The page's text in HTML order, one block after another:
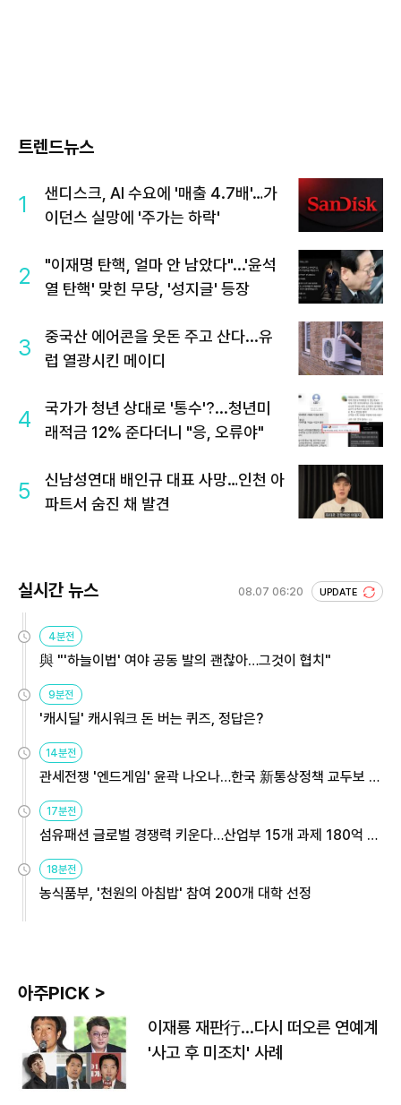
트렌드뉴스
1
샌디스크, AI 수요에 '매출 4.7배'…가
이던스 실망에 '주가는 하락'
2
"이재명 탄핵, 얼마 안 남았다"...'윤석
열 탄핵' 맞힌 무당, '성지글' 등장
3
중국산 에어콘을 웃돈 주고 산다...유
럽 열광시킨 메이디
4
국가가 청년 상대로 '통수'?...청년미
래적금 12% 준다더니 "응, 오류야"
5
신남성연대 배인규 대표 사망…인천 아
파트서 숨진 채 발견
실시간 뉴스 08.07 06:20 UPDATE
4분전
與 "'하늘이법' 여야 공동 발의 괜찮아…그것이 협치"
9분전
'캐시딜' 캐시워크 돈 버는 퀴즈, 정답은?
14분전
관세전쟁 '엔드게임' 윤곽 나오나…한국 新통상정책 교두보 활
용해야
17분전
섬유패션 글로벌 경쟁력 키운다…산업부 15개 과제 180억 지
원
18분전
농식품부, '천원의 아침밥' 참여 200개 대학 선정
아주PICK >
이재룡 재판行…다시 떠오른 연예계
'사고 후 미조치' 사례